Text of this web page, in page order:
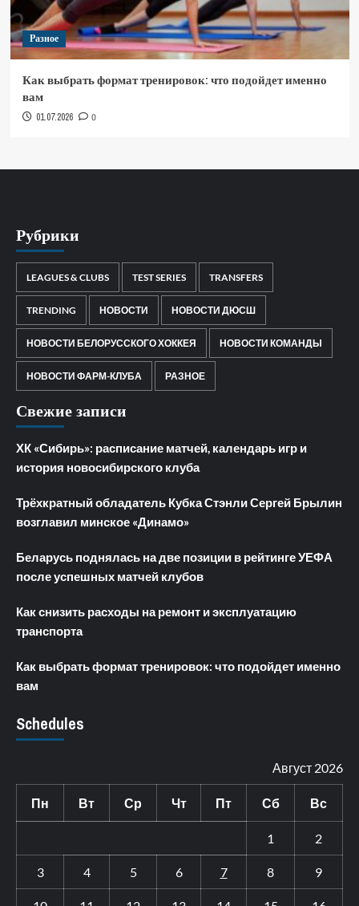
Разное
Как выбрать формат тренировок: что подойдет именно
вам
01.07.2026 0
Рубрики
LEAGUES & CLUBS TEST SERIES TRANSFERS
TRENDING НОВОСТИ НОВОСТИ ДЮСШ
НОВОСТИ БЕЛОРУССКОГО ХОККЕЯ НОВОСТИ КОМАНДЫ
НОВОСТИ ФАРМ-КЛУБА РАЗНОЕ
Свежие записи
ХК «Сибирь»: расписание матчей, календарь игр и
история новосибирского клуба
Трёхкратный обладатель Кубка Стэнли Сергей Брылин
возглавил минское «Динамо»
Беларусь поднялась на две позиции в рейтинге УЕФА
после успешных матчей клубов
Как снизить расходы на ремонт и эксплуатацию
транспорта
Как выбрать формат тренировок: что подойдет именно
вам
Schedules
Август 2026
Пн Вт Ср Чт Пт Сб Вс
1 2
3 4 5 6 7 8 9